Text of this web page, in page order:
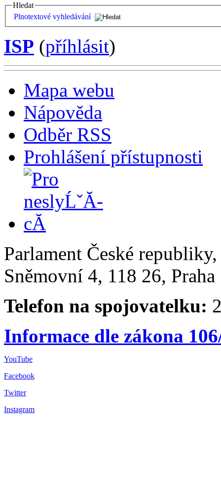
Hledat
Plnotextové vyhledávání
ISP (příhlásit)
Mapa webu
Nápověda
Odběr RSS
Prohlášení přístupnosti
Parlament České
Sněmovní 4, 118 26,
Telefon na spojovatelku:
Informace dle zákona
YouTube
Facebook
Twitter
Instagram